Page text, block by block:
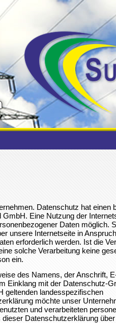
Datenschutz hat einen
Eine Nutzung der
Daten möglich.
unsere Internetseite in
erforderlich werden. Ist die
solche Verarbeitung keine
ein.
des Namens, der Anschrift,
Einklang mit der Datenschutz-
geltenden landesspezifischen
möchte unser
und verarbeiteten
Datenschutzerklärung